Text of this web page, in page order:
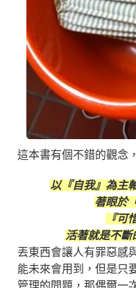
這本書有個不錯的觀念
以『自我』為主
著眼於
『可
活著就是不斷
丟東西會讓人有罪惡感
能未來會用到，但是只